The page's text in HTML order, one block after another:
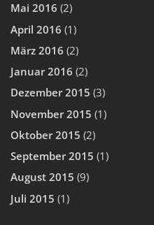
Mai 2016 (2)
April 2016 (1)
März 2016 (2)
Januar 2016 (2)
Dezember 2015 (3)
November 2015 (1)
Oktober 2015 (2)
September 2015 (1)
August 2015 (9)
Juli 2015 (1)